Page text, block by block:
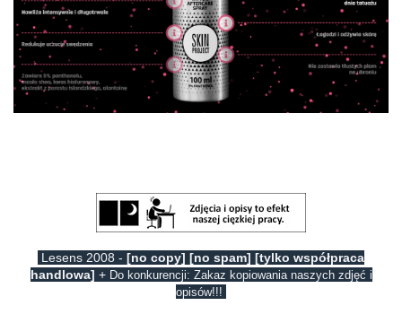
Lesens 2008 - [no copy] [no spam] [tylko współpraca
handlowa] + Do konkurencji: Zakaz kopiowania naszych zdjęć i
opisów!!!